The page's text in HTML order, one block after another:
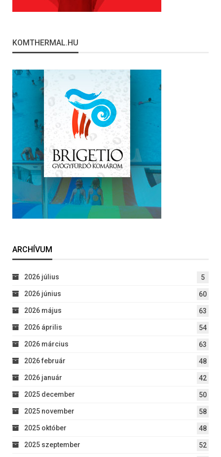
KOMTHERMAL.HU
ARCHÍVUM
2026 július 5
2026 június 60
2026 május 63
2026 április 54
2026 március 63
2026 február 48
2026 január 42
2025 december 50
2025 november 58
2025 október 48
2025 szeptember 52